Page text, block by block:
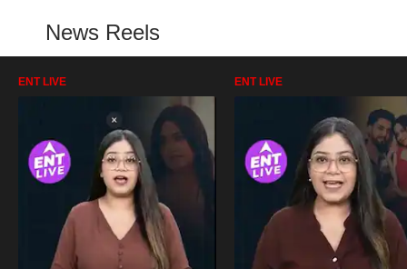
News Reels
ENT LIVE ENT LIVE